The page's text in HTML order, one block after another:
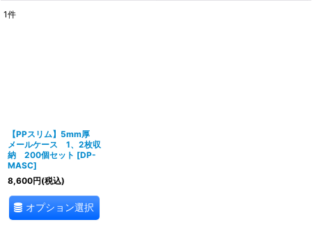
1件
【PPスリム】5mm厚
メールケース 1、2枚収
納 200個セット [DP-
MASC]
8,600円(税込)
オプション選択